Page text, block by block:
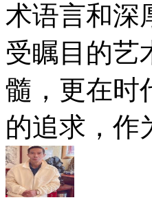
术语言和深
受瞩目的艺
髓，更在时
的追求，作